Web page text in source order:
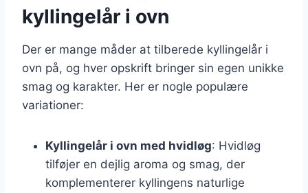
kyllingelår i ovn
Der er mange måder at tilberede kyllingelår i
ovn på, og hver opskrift bringer sin egen unikke
smag og karakter. Her er nogle populære
variationer:
Kyllingelår i ovn med hvidløg: Hvidløg
tilføjer en dejlig aroma og smag, der
komplementerer kyllingens naturlige